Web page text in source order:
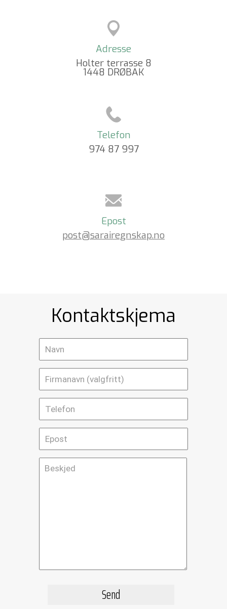
Adresse
Holter terrasse 8
1448 DRØBAK
Telefon
974 87 997
Epost
post@sarairegnskap.no
Kontaktskjema